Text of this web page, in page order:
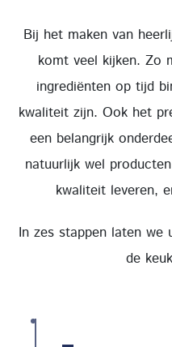
Bij het maken van
komt veel kijken. Zo
ingrediënten op tijd
kwaliteit zijn. Ook het
een belangrijk
natuurlijk wel
kwaliteit leveren,
In zes stappen laten
de